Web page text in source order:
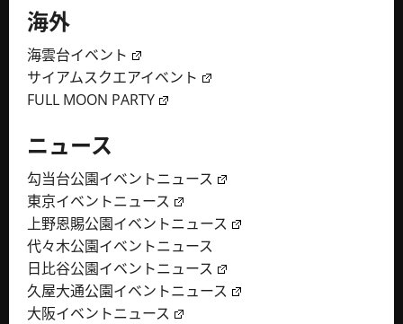
海外
海雲台イベント
サイアムスクエアイベント
FULL MOON PARTY
ニュース
勾当台公園イベントニュース
東京イベントニュース
上野恩賜公園イベントニュース
代々木公園イベントニュース
日比谷公園イベントニュース
久屋大通公園イベントニュース
大阪イベントニュース